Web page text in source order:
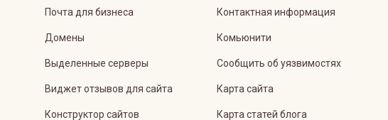
Почта для бизнеса
Домены
Выделенные серверы
Виджет отзывов для сайта
Конструктор сайтов
Контактная информация
Комьюнити
Сообщить об уязвимостях
Карта сайта
Карта статей блога